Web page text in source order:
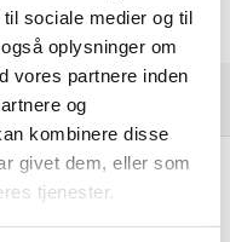
sociale medier og til
oplysninger om
vores partnere inden
og
kombinere disse
givet dem, eller som
tjenester.
først!